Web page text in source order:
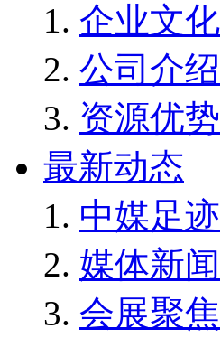
企业文化
公司介绍
资源优势
最新动态
中媒足迹
媒体新闻
会展聚焦